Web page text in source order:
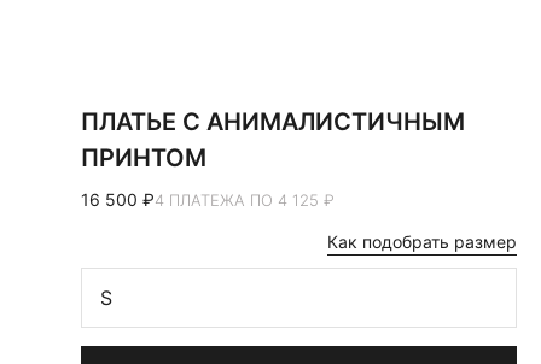
ПЛАТЬЕ С АНИМАЛИСТИЧНЫМ
ПРИНТОМ
16 500 ₽4 ПЛАТЕЖА ПО 4 125 ₽
Как подобрать размер
S